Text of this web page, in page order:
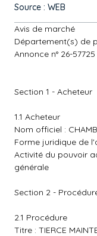
Source : WEB
Avis de marché
Département(s) de
Annonce n° 26-57725
Section 1 - Acheteur
1.1 Acheteur
Nom officiel :
Forme juridique de
Activité du pouvoir
générale
Section 2 -
2.1 Procédure
Titre : TIERCE